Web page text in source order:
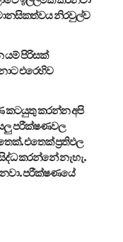
නිරවුල්ව
යම් පිරිසක්
එරෙහිව
කටයුතු කරන්න අපි
පරීක්ෂණවල
එතෙක් ප්‍රතිඵල
කරන්නේ නැහැ.
පරීක්ෂණයේ